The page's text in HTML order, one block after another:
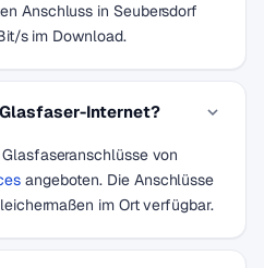
Anschluss in Seubersdorf
s im Download.
Internet?
von
angeboten. Die Anschlüsse
im Ort verfügbar.